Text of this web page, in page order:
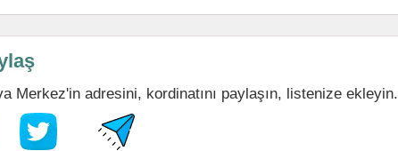
Merkez'in adresini, kordinatını paylaşın, listenize ekleyin.